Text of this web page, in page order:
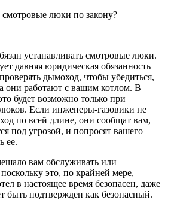
люки по закону?
устанавливать смотровые люки.
давняя юридическая обязанность
дымоход, чтобы убедиться,
они работают с вашим котлом. В
будет возможно только при
Если инженеры-газовики не
по всей длине, они сообщат вам,
под угрозой, и попросят вашего
ее.
вам обслуживать или
это, по крайней мере,
в настоящее время безопасен, даже
быть подтвержден как безопасный.